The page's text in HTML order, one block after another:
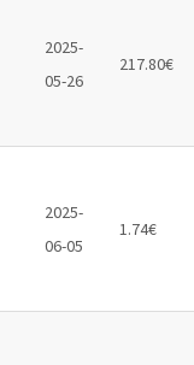
2025-
05-26
217.80€
2025-
06-05
1.74€